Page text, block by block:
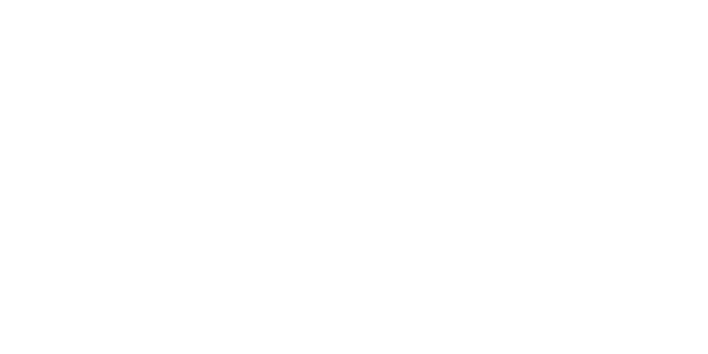
Fee und Tauchlehrerin ist sie nun schon seit 4 Jahren ein fester Bestandteil unseres James & Mac Teams und nicht mehr wegzudenken.
somit mit viel Sonnenschein und einer warmen Meeresbrise genießen.
und ist auch genauso lang mit Hurghada verbunden. Hier hat sie damals mit dem Tauchen begonnen und auch alle Ausbildungen bis
sie sich vor ein paar Jahren dazu entschlossen, ihre Zelte in Deutschland abzubrechen und ganz in die Tauchbranche einzusteigen. Sie
Dive Resort den IDC und die Tauchlehrerprüfung. Danach war sie einige Zeit als Tauchlehrerin tätig und unterstützt nun schon seit
bei uns im Büro oder auf dem Roten Meer zu finden ist, geht sie ihrer anderen Leidenschaft neben dem Tauchen nach, der Herstellung